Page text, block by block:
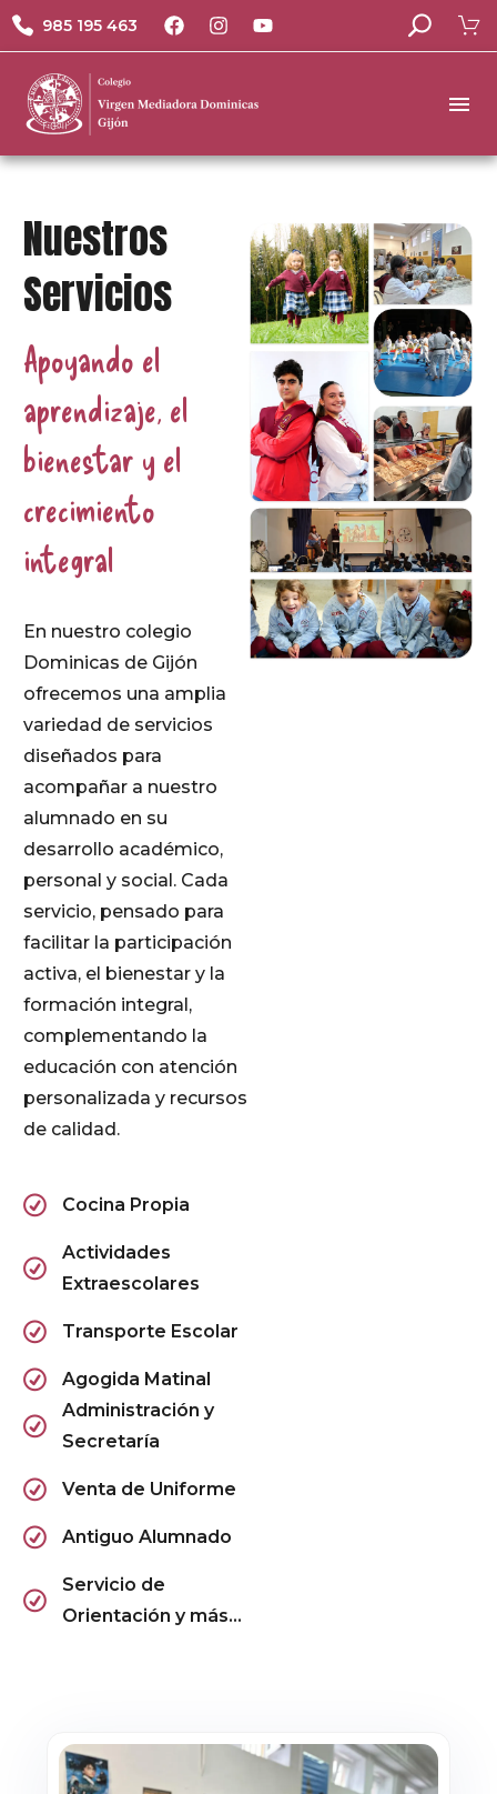
985 195 463
Nuestros
Servicios
Apoyando el
aprendizaje, el
bienestar y el
crecimiento
integral
En nuestro colegio
Dominicas de Gijón
ofrecemos una amplia
variedad de servicios
diseñados para
acompañar a nuestro
alumnado en su
desarrollo académico,
personal y social. Cada
servicio, pensado para
facilitar la participación
activa, el bienestar y la
formación integral,
complementando la
educación con atención
personalizada y recursos
de calidad.
Cocina Propia
Actividades
Extraescolares
Transporte Escolar
Agogida Matinal
Administración y
Secretaría
Venta de Uniforme
Antiguo Alumnado
Servicio de
Orientación y más...